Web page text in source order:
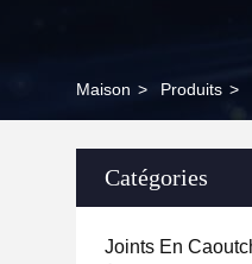
Maison > Produits >
Catégories
Joints En